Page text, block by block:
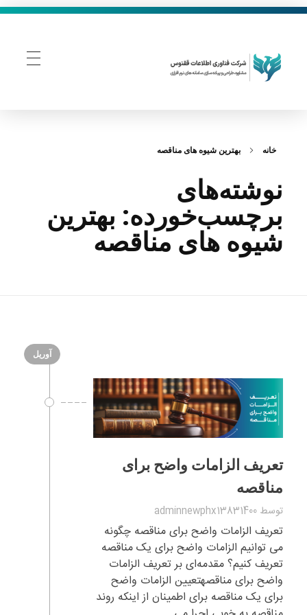
خانه بهترین شیوه‌ های مناقصه
نوشته‌های
برچسب‌خورده: بهترین
شیوه‌ های مناقصه
آوریل
تعریف الزامات واضح برای
مناقصه
توسط adminnewphx13831400
تعریف الزامات واضح برای مناقصه چگونه
می توانیم الزامات واضح برای یک مناقصه
تعریف کنیم؟ مقدمه‌ای بر تعریف الزامات
واضح برای مناقصهتعیین الزامات واضح
برای یک مناقصه برای اطمینان از اینکه روند